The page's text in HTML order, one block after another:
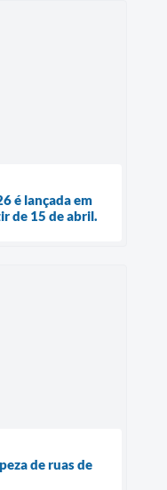
é lançada em
de 15 de abril.
de ruas de